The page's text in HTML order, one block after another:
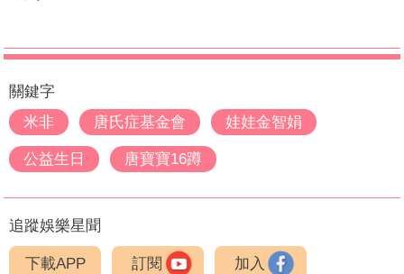
關鍵字
米非
唐氏症基金會 娃娃金智娟
公益生日 唐寶寶16蹲
追蹤娛樂星聞
下載APP 訂閱 加入